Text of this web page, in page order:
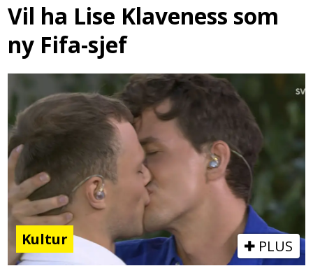
Vil ha Lise Klaveness som
ny Fifa-sjef
Kultur PLUS